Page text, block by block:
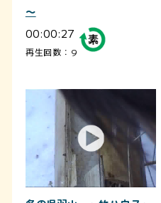
～
00:00:27
再生回数：9